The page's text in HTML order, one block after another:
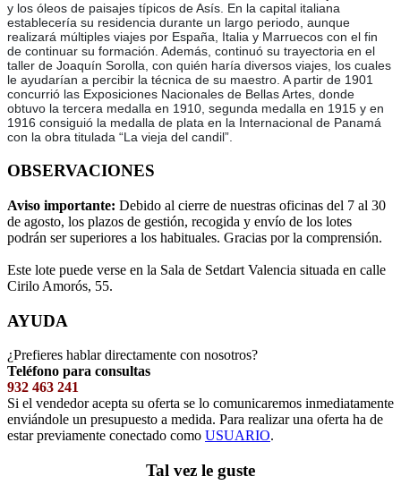
y los óleos de paisajes típicos de Asís. En la capital italiana
establecería su residencia durante un largo periodo, aunque
realizará múltiples viajes por España, Italia y Marruecos con el fin
de continuar su formación. Además, continuó su trayectoria en el
taller de Joaquín Sorolla, con quién haría diversos viajes, los cuales
le ayudarían a percibir la técnica de su maestro. A partir de 1901
concurrió las Exposiciones Nacionales de Bellas Artes, donde
obtuvo la tercera medalla en 1910, segunda medalla en 1915 y en
1916 consiguió la medalla de plata en la Internacional de Panamá
con la obra titulada “La vieja del candil”.
OBSERVACIONES
Aviso importante: Debido al cierre de nuestras oficinas del 7 al 30
de agosto, los plazos de gestión, recogida y envío de los lotes
podrán ser superiores a los habituales. Gracias por la comprensión.
Este lote puede verse en la Sala de Setdart Valencia situada en calle
Cirilo Amorós, 55.
AYUDA
¿Prefieres hablar directamente con nosotros?
Teléfono para consultas
932 463 241
Si el vendedor acepta su oferta se lo comunicaremos inmediatamente
enviándole un presupuesto a medida. Para realizar una oferta ha de
estar previamente conectado como USUARIO.
Tal vez le guste